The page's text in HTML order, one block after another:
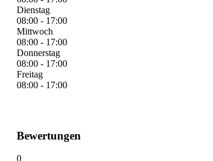
Dienstag
08:00 - 17:00
Mittwoch
08:00 - 17:00
Donnerstag
08:00 - 17:00
Freitag
08:00 - 17:00
Bewertungen
0